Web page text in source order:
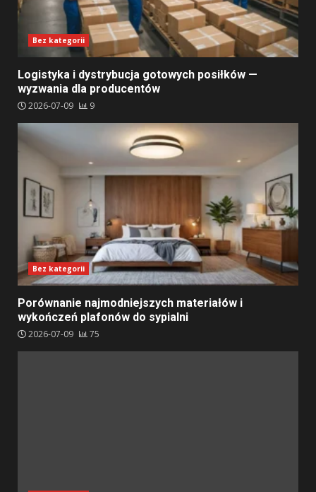
Bez kategorii
Logistyka i dystrybucja gotowych posiłków —
wyzwania dla producentów
2026-07-09 9
Bez kategorii
Porównanie najmodniejszych materiałów i
wykończeń plafonów do sypialni
2026-07-09 75